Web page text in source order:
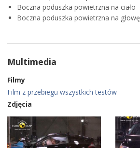
Boczna poduszka powietrzna na ciało
Boczna poduszka powietrzna na głowę
Multimedia
Filmy
Film z przebiegu wszystkich testów
Zdjęcia